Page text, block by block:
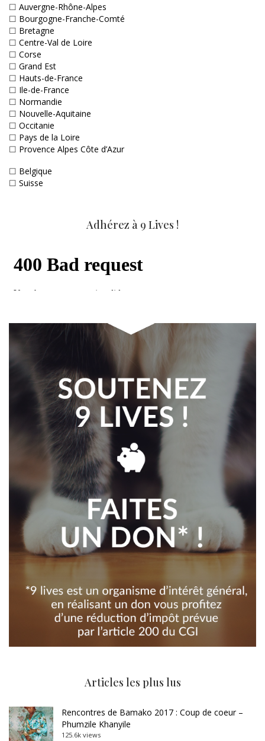
☐ Auvergne-Rhône-Alpes
☐ Bourgogne-Franche-Comté
☐ Bretagne
☐ Centre-Val de Loire
☐ Corse
☐ Grand Est
☐ Hauts-de-France
☐ Ile-de-France
☐ Normandie
☐ Nouvelle-Aquitaine
☐ Occitanie
☐ Pays de la Loire
☐ Provence Alpes Côte d’Azur
☐ Belgique
☐ Suisse
Adhérez à 9 Lives !
Articles les plus lus
Rencontres de Bamako 2017 : Coup de coeur –
Phumzile Khanyile
125.6k views